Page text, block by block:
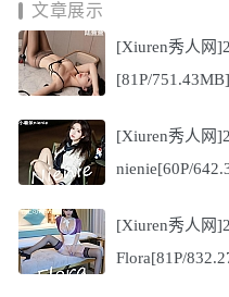
文章展示
[Xiuren秀人网
[81P/751.43MB]
[Xiuren秀人网
nienie[60P/
[Xiuren秀人网
Flora[81P/